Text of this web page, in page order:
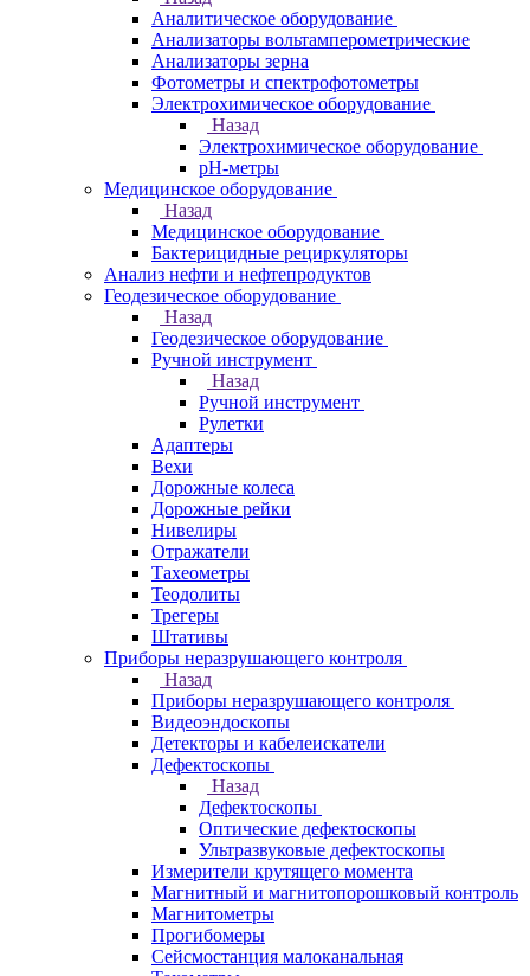
Аналитическое оборудование
Анализаторы вольтамперометрические
Анализаторы зерна
Фотометры и спектрофотометры
Электрохимическое оборудование
Назад
Электрохимическое оборудование
pH-метры
Медицинское оборудование
Назад
Медицинское оборудование
Бактерицидные рециркуляторы
Анализ нефти и нефтепродуктов
Геодезическое оборудование
Назад
Геодезическое оборудование
Ручной инструмент
Назад
Ручной инструмент
Рулетки
Адаптеры
Вехи
Дорожные колеса
Дорожные рейки
Нивелиры
Отражатели
Тахеометры
Теодолиты
Трегеры
Штативы
Приборы неразрушающего контроля
Назад
Приборы неразрушающего контроля
Видеоэндоскопы
Детекторы и кабелеискатели
Дефектоскопы
Назад
Дефектоскопы
Оптические дефектоскопы
Ультразвуковые дефектоскопы
Измерители крутящего момента
Магнитный и магнитопорошковый контроль
Магнитометры
Прогибомеры
Сейсмостанция малоканальная